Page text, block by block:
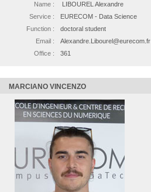
Name :
LIBOUREL Alexandre
Service :
EURECOM - Data Science
Function :
doctoral student
Email :
Alexandre.Libourel@eurecom.fr
Office :
361
MARCIANO VINCENZO